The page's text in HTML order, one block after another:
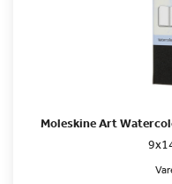
Moleskine Art